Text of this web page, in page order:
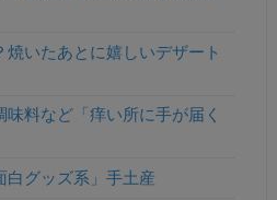
焼いたあとに嬉しいデザート
料など「痒い所に手が届く
白グッズ系」手土産